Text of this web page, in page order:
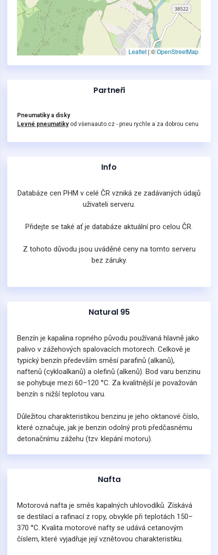
Leaflet |©OpenStreetMap
Partneři
Pneumatiky a disky
Levné pneumatikyod všenaauto.cz - pneu rychle a za dobrou cenu
Info
Databáze cen PHM v celé ČR vzniká ze zadávaných údajů
uživateli serveru.
Přidejte se také ať je databáze aktuální pro celou ČR.
Z tohoto důvodu jsou uváděné ceny na tomto serveru
bez záruky.
Natural 95
Benzín je kapalina ropného původu používaná hlavně jako
palivo v zážehových spalovacích motorech. Celkově je
typický benzín především směsí parafinů (alkanů),
naftenů (cykloalkanů) a olefinů (alkenů). Bod varu benzinu
se pohybuje mezi 60–120 °C. Za kvalitnější je považován
benzín s nižší teplotou varu.
Důležitou charakteristikou benzinu je jeho oktanové číslo,
které označuje, jak je benzin odolný proti předčasnému
detonačnímu zážehu (tzv. klepání motoru).
Nafta
Motorová nafta je směs kapalných uhlovodíků. Získává
se destilací a rafinací z ropy, obvykle při teplotách 150–
370 °C. Kvalita motorové nafty se udává cetanovým
číslem, které vyjadřuje její vznětovou charakteristiku.